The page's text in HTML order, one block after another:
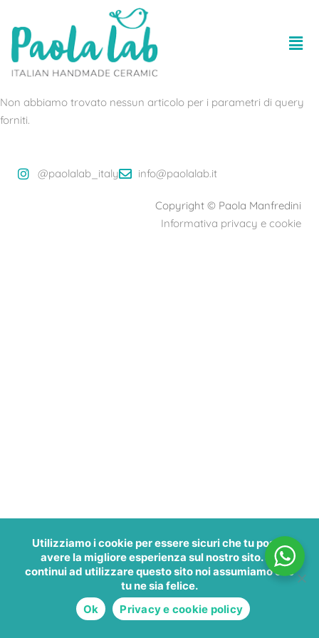
Non abbiamo trovato nessun articolo per i parametri di query
forniti.
@paolalab_italy info@paolalab.it
Copyright © Paola Manfredini
Informativa privacy e cookie
Utilizziamo i cookie per essere sicuri che tu possa
avere la migliore esperienza sul nostro sito. Se
continui ad utilizzare questo sito noi assumiamo che
tu ne sia felice.
Ok
Privacy e cookie policy